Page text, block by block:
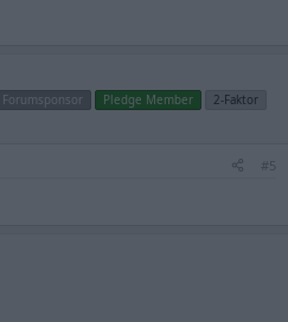
Forumsponsor Pledge Member 2-Faktor
#5